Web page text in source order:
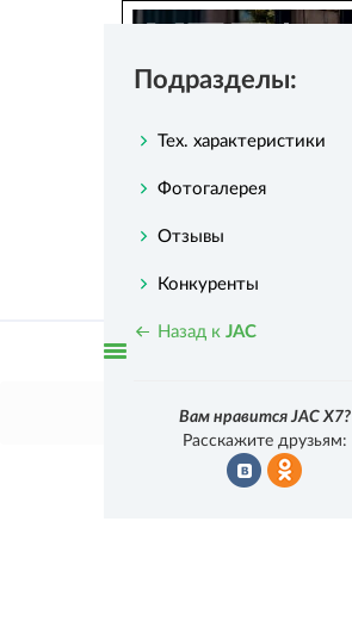
Статистика проекта:
тест-драйвов и обзоров:
JAC JAC X7
Подразделы:
Тех. характеристики
Фотогалерея
Отзывы
Конкуренты
Назад к JAC
Вам нравится JAC X7?
Расскажите друзьям: